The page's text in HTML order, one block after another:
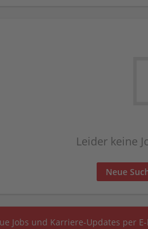
Leider keine
Neue
Jobs und Karriere-Updates per